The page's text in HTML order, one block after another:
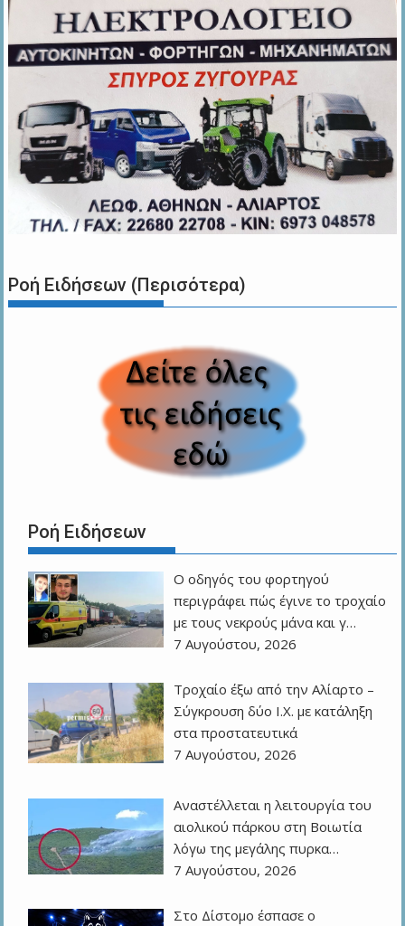
Ροή Ειδήσεων (Περισότερα)
Ροή Ειδήσεων
Ο οδηγός του φορτηγού
περιγράφει πώς έγινε το τροχαίο
με τους νεκρούς μάνα και γ…
7 Αυγούστου, 2026
Τροχαίο έξω από την Αλίαρτο –
Σύγκρουση δύο Ι.Χ. με κατάληξη
στα προστατευτικά
7 Αυγούστου, 2026
Αναστέλλεται η λειτουργία του
αιολικού πάρκου στη Βοιωτία
λόγω της μεγάλης πυρκα…
7 Αυγούστου, 2026
Στο Δίστομο έσπασε ο